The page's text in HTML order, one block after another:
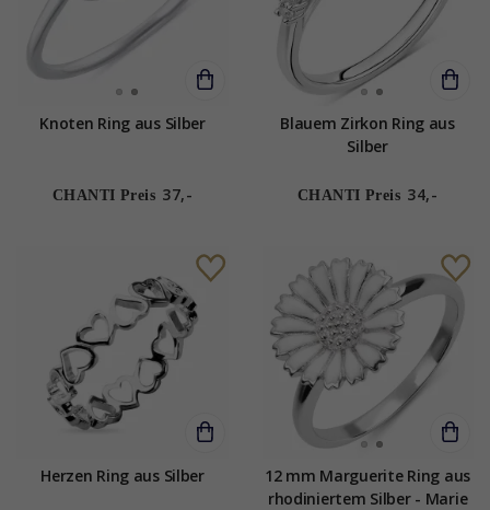
Knoten Ring aus Silber
CHANTI Preis 37,-
Blauem Zirkon Ring aus
Silber
CHANTI Preis 34,-
Herzen Ring aus Silber
12 mm Marguerite Ring aus
rhodiniertem Silber - Marie